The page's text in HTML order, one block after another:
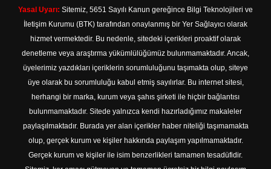
Yasal Uyarı: Sitemiz, 5651 Sayılı Kanun gereğince Bilgi Teknolojileri ve
İletişim Kurumu (BTK) tarafından onaylanmış bir Yer Sağlayıcı olarak
hizmet vermektedir. Bu nedenle, sitedeki içerikleri proaktif olarak
denetleme veya araştırma yükümlülüğümüz bulunmamaktadır. Ancak,
üyelerimiz yazdıkları içeriklerin sorumluluğunu taşımakta olup, siteye
üye olarak bu sorumluluğu kabul etmiş sayılırlar. Bu internet sitesi,
herhangi bir marka, kurum veya şahıs şirketi ile hiçbir bağlantısı
bulunmamaktadır. Sitede yalnızca kendi hazırladığımız makaleler
paylaşılmaktadır. Burada yer alan içerikler haber niteliği taşımamakta
olup, gerçek kurum ve kişiler hakkında paylaşım yapılmamaktadır.
Gerçek kurum ve kişiler ile isim benzerlikleri tamamen tesadüfidir.